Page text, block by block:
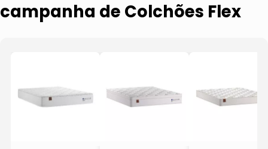
campanha de Colchões Flex